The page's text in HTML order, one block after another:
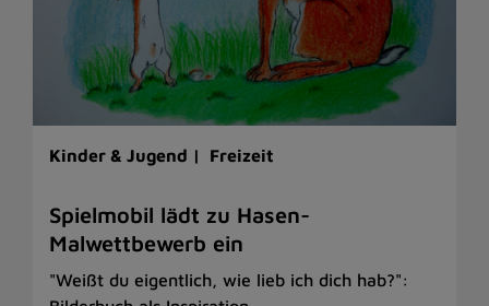
Kinder & Jugend | Freizeit
Spielmobil lädt zu Hasen-
Malwettbewerb ein
"Weißt du eigentlich, wie lieb ich dich hab?":